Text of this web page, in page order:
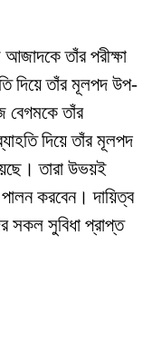
তাঁর পরীক্ষা
দিয়ে তাঁর মূলপদ উপ-
বেগমকে তাঁর
দিয়ে তাঁর মূলপদ
তারা উভয়ই
পালন করবেন। দায়িত্ব
সকল সুবিধা প্রাপ্ত